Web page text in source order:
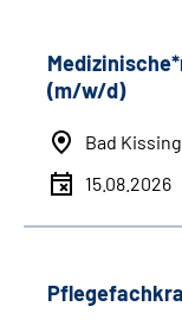
(m/w/d)
Bad
15.08.2026